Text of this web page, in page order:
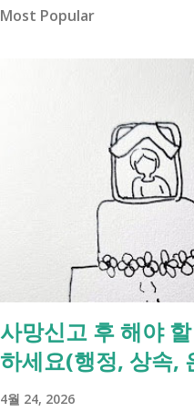
Most Popular
사망신고 후 해야
하세요(행정, 상속,
4월 24, 2026